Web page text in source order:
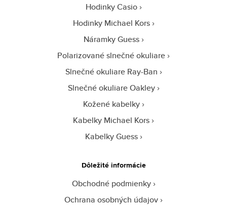
Hodinky Casio
Hodinky Michael Kors
Náramky Guess
Polarizované slnečné okuliare
Slnečné okuliare Ray-Ban
Slnečné okuliare Oakley
Kožené kabelky
Kabelky Michael Kors
Kabelky Guess
Dôležité informácie
Obchodné podmienky
Ochrana osobných údajov